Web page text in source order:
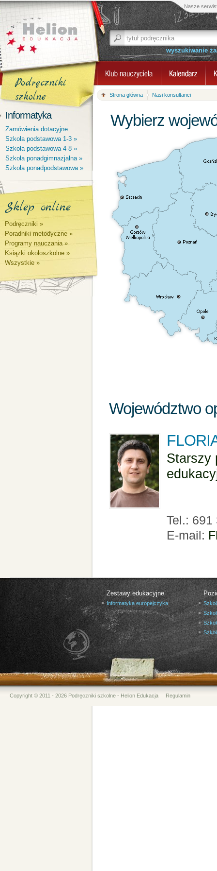
Nasze
wyszukiwanie
Podręczniki
szkolne
Informatyka
Zamówienia dotacyjne
Szkoła podstawowa 1-3 »
Szkoła podstawowa 4-8 »
Szkoła ponadgimnazjalna »
Szkoła ponadpodstawowa »
Sklep online
Podręczniki »
Poradniki metodyczne »
Programy nauczania »
Książki okołoszkolne »
Wszystkie »
Strona główna Nasi konsultanci
Wybierz
Województwo
Starszy
Tel.: 691
E-mail:
Zestawy edukacyjne
Informatyka europejczyka
Copyright © 2011 - 2026 Podręczniki szkolne - Helion Edukacja Regulamin